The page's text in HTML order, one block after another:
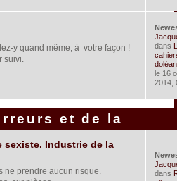
y quand même, à votre façon !
suivi.
dans
le 16
2014,
et de la
sexiste. Industrie de la
ne prendre aucun risque.
dans